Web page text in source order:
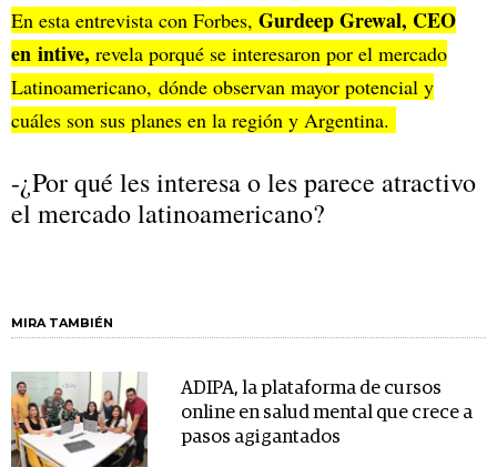
En esta entrevista con Forbes, Gurdeep Grewal, CEO
en intive, revela porqué se interesaron por el mercado
Latinoamericano, dónde observan mayor potencial y
cuáles son sus planes en la región y Argentina.
-¿Por qué les interesa o les parece atractivo
el mercado latinoamericano?
MIRA TAMBIÉN
ADIPA, la plataforma de cursos
online en salud mental que crece a
pasos agigantados